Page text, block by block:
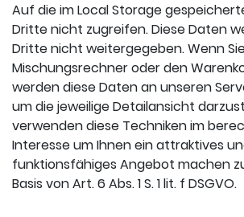
Auf die im Local Storage
Dritte nicht zugreifen. Diese Daten
Dritte nicht weitergegeben. Wenn
Mischungsrechner oder den
werden diese Daten an unseren
um die jeweilige Detailansicht
verwenden diese Techniken im
Interesse um Ihnen ein attraktives
funktionsfähiges Angebot machen
Basis von Art. 6 Abs. 1 S. 1 lit. f DSGVO.